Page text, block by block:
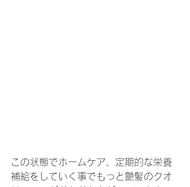
この状態でホームケア、定期的な栄養
補給をしていく事でもっと艶髪のクオ